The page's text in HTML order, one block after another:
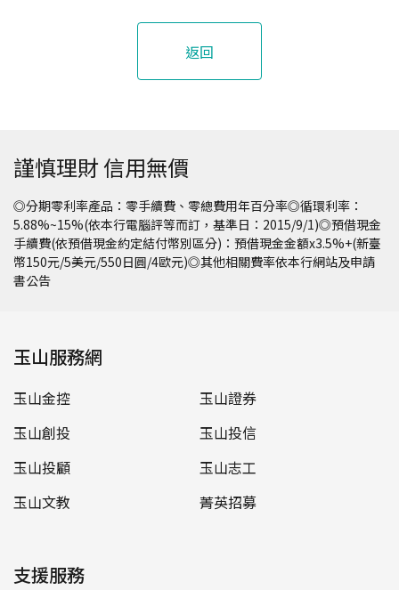
返回
謹慎理財 信用無價
◎分期零利率產品：零手續費、零總費用年百分率◎循環利率：
5.88%~15%(依本行電腦評等而訂，基準日：2015/9/1)◎預借現金
手續費(依預借現金約定結付幣別區分)：預借現金金額x3.5%+(新臺
幣150元/5美元/550日圓/4歐元)◎其他相關費率依本行網站及申請
書公告
玉山服務網
玉山金控
玉山證券
玉山創投
玉山投信
玉山投顧
玉山志工
玉山文教
菁英招募
支援服務